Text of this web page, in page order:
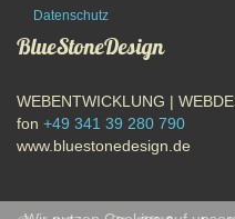
Datenschutz
BlueStoneDesign
WEBENTWICKLUNG |
fon +49 341 39 280 790
www.bluestonedesign.de